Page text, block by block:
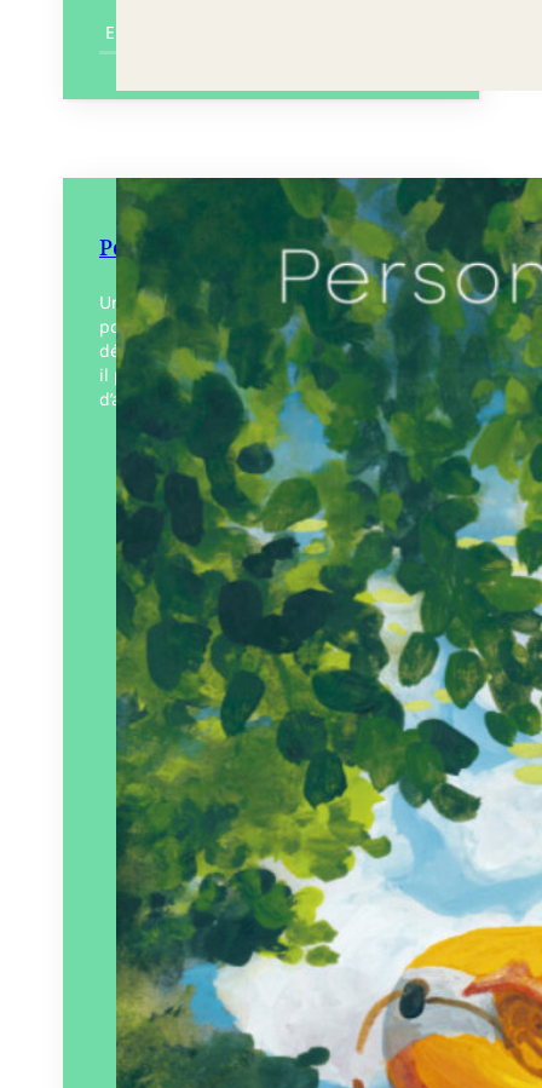
En savoir plus
Personne sauf moi
Un bateau gonflable est accroché au
ponton d’un lac. L’enfant tente de la
détacher, pas question que sa mère l’aide,
il peut le défaire tout seul. Personne
d’autre…
Éditeur :
MeMo
Paru le 14/05/2025